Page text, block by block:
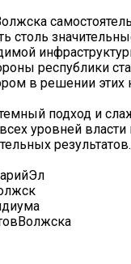
столь
республики
в решении этих
подход и
уровней власти
результатов.